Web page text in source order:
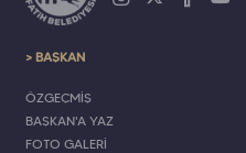
> BAŞKAN
ÖZGEÇMİŞ
BAŞKAN'A YAZ
FOTO GALERİ